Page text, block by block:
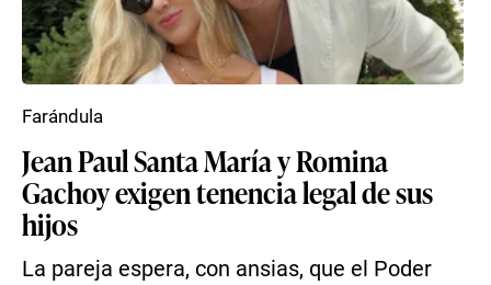
Jean Paul Santa María y Romina
Gachoy exigen tenencia legal de sus
hijos
La pareja espera, con ansias, que el Poder
Farándula